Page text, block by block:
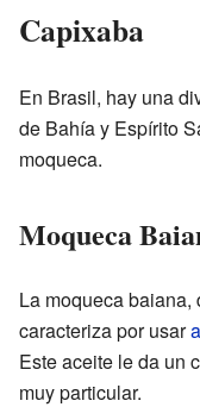
Capixaba
En Brasil, hay una
de Bahía y Espírito
moqueca.
Moqueca
La moqueca
caracteriza por usar
Este aceite le da un
muy particular.